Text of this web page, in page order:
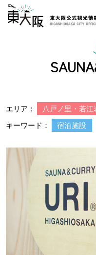
エリア： 八戸ノ里・若江
キーワード： 宿泊施設